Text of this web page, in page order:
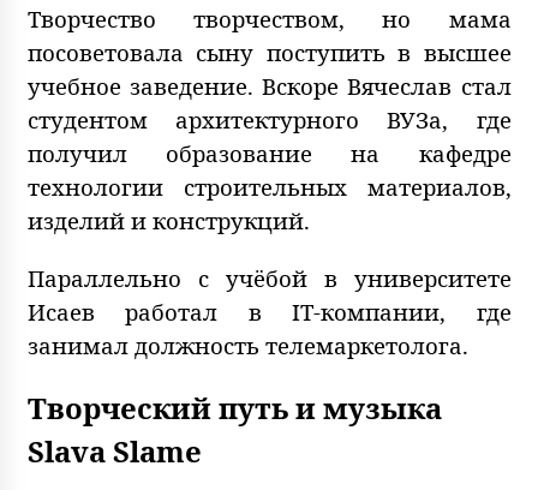
Творчество творчеством, но мама
посоветовала сыну поступить в высшее
учебное заведение. Вскоре Вячеслав стал
студентом архитектурного ВУЗа, где
получил образование на кафедре
технологии строительных материалов,
изделий и конструкций.
Параллельно с учёбой в университете
Исаев работал в IT-компании, где
занимал должность телемаркетолога.
Творческий путь и музыка
Slava Slame